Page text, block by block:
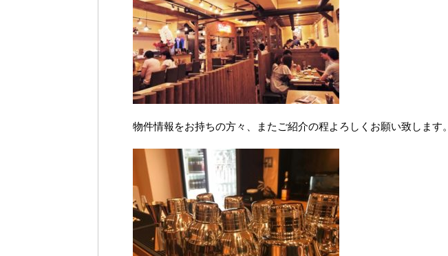
物件情報をお持ちの方々、またご紹介の程よろしくお願い致します。